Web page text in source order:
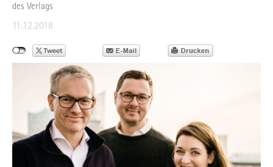
des Verlags
11.12.2018